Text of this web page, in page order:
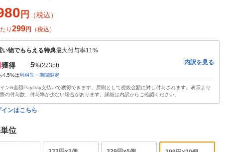
円 （税込）
り 299円 （税込）
い物でもらえる特典最大付与率11%
獲得 5%(273pt)
4.5%は利用先・期間限定
内訳を見る
イン&全額PayPay支払いで獲得できます。原則として税抜金額に対し付与されます。表示より
の付与数、付与率が少ない場合があります。詳細は内訳からご確認ください。
インはこちら
位